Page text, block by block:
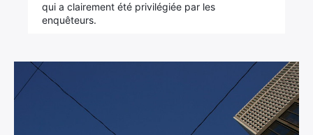
qui a clairement été privilégiée par les
enquêteurs.